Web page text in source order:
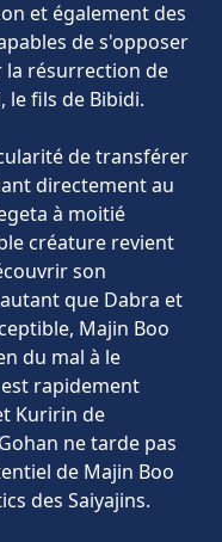
et également des
de s'opposer
la résurrection de
le fils de Bibidi.
de transférer
directement au
à moitié
créature revient
son
que Dabra et
Majin Boo
du mal à le
rapidement
Kuririn de
ne tarde pas
de Majin Boo
des Saiyajins.